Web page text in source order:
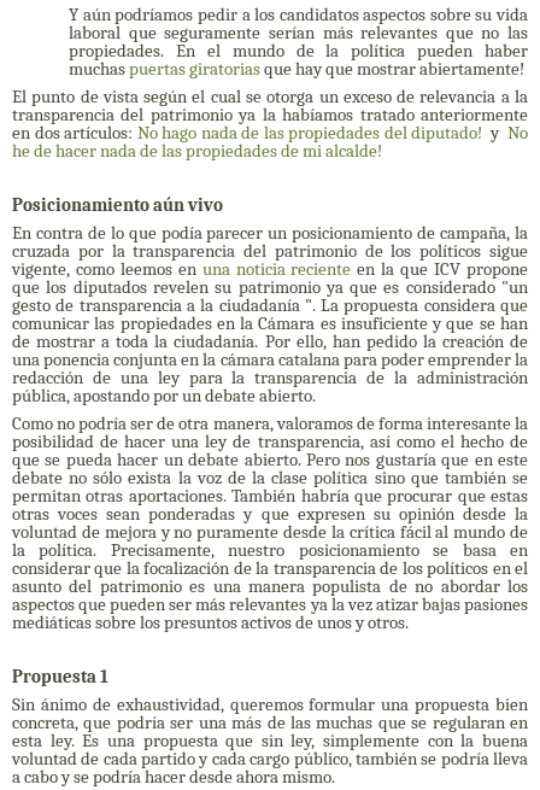
Y aún podríamos pedir a los candidatos aspectos sobre su vida
laboral que seguramente serían más relevantes que no las
propiedades. En el mundo de la política pueden haber
muchaspuertas giratoriasque hay que mostrar abiertamente!
El punto de vista según el cual se otorga un exceso de relevancia a la
transparencia del patrimonio ya la habíamos tratado anteriormente
en dos artículos: No hago nada de las propiedades del diputado! y No
he de hacer nada de las propiedades de mi alcalde!
Posicionamiento aún vivo
En contra de lo que podía parecer un posicionamiento de campaña, la
cruzada por la transparencia del patrimonio de los políticos sigue
vigente, como leemos en una noticia reciente en la que ICV propone
que los diputados revelen su patrimonio ya que es considerado "un
gesto de transparencia a la ciudadanía ". La propuesta considera que
comunicar las propiedades en la Cámara es insuficiente y que se han
de mostrar a toda la ciudadanía. Por ello, han pedido la creación de
una ponencia conjunta en la cámara catalana para poder emprender la
redacción de una ley para la transparencia de la administración
pública, apostando por un debate abierto.
Como no podría ser de otra manera, valoramos de forma interesante la
posibilidad de hacer una ley de transparencia, así como el hecho de
que se pueda hacer un debate abierto. Pero nos gustaría que en este
debate no sólo exista la voz de la clase política sino que también se
permitan otras aportaciones. También habría que procurar que estas
otras voces sean ponderadas y que expresen su opinión desde la
voluntad de mejora y no puramente desde la crítica fácil al mundo de
la política.
Precisamente, nuestro posicionamiento se basa en
considerar que la focalización de la transparencia de los políticos en el
asunto del patrimonio es una manera populista de no abordar los
aspectos que pueden ser más relevantes ya la vez atizar bajas pasiones
mediáticas sobre los presuntos activos de unos y otros.
Propuesta 1
Sin ánimo de exhaustividad, queremos formular una propuesta bien
concreta, que podría ser una más de las muchas que se regularan en
esta ley. Es una propuesta que sin ley, simplemente con la buena
voluntad de cada partido y cada cargo público, también se podría lleva
a cabo y se podría hacer desde ahora mismo.